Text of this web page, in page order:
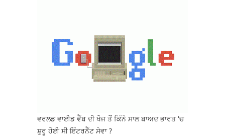
ਵਰਲਡ ਵਾਈਡ ਵੈੱਬ ਦੀ ਖੋਜ ਤੋਂ ਕਿੰਨੇ ਸਾਲ ਬਾਅਦ ਭਾਰਤ 'ਚ
ਸ਼ੁਰੂ ਹੋਈ ਸੀ ਇੰਟਰਨੈੱਟ ਸੇਵਾ ?